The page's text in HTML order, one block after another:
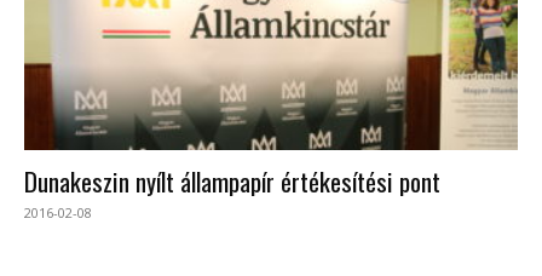
Dunakeszin nyílt állampapír értékesítési pont
2016-02-08